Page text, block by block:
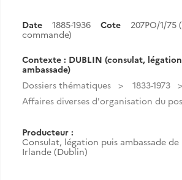
Date 1885-1936 Cote
207PO/1/75
commande)
Contexte : DUBLIN (consulat,
ambassade)
Dossiers thématiques
1833-1973
Affaires diverses d'organisation du
Producteur :
Consulat, légation puis ambassade de
Irlande (Dublin)